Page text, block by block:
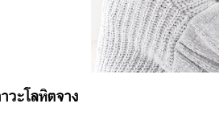
วะโลหิตจาง